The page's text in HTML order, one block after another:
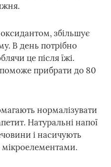
збільшує
В день потрібно
це після їжі.
прибрати до 80
нормалізувати
Натуральні напої
і насичують